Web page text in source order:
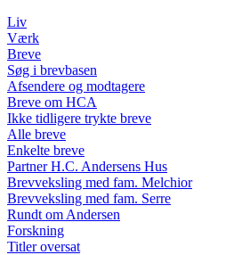
Liv
Værk
Breve
Søg i brevbasen
Afsendere og modtagere
Breve om HCA
Ikke tidligere trykte breve
Alle breve
Enkelte breve
Partner H.C. Andersens Hus
Brevveksling med fam. Melchior
Brevveksling med fam. Serre
Rundt om Andersen
Forskning
Titler oversat